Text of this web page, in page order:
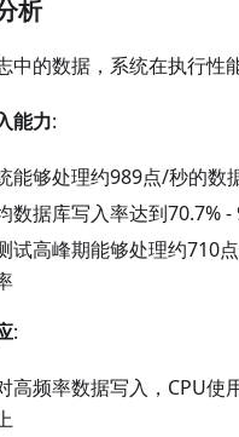
析
中的数据，系统在执行性
能力:
能够处理约989点/秒的数
数据库写入率达到70.7% -
试高峰期能够处理约710
:
高频率数据写入，CPU使